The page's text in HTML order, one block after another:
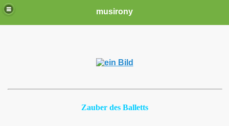
musirony
Zauber des Balletts